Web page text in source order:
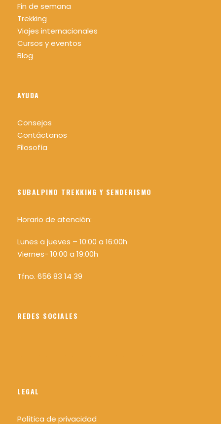
Fin de semana
Trekking
Viajes internacionales
Cursos y eventos
Blog
AYUDA
Consejos
Contáctanos
Filosofía
SUBALPINO TREKKING Y SENDERISMO
Horario de atención:
Lunes a jueves – 10:00 a 16:00h
Viernes- 10:00 a 19:00h
Tfno. 656 83 14 39
REDES SOCIALES
LEGAL
Política de privacidad